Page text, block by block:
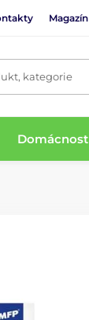
Magazín
kategorie
Domácnost